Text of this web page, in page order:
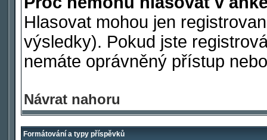
Hlasovat mohou jen
výsledky). Pokud jste
nemáte oprávněný přístup
Návrat nahoru
Formátování a typy příspěvků